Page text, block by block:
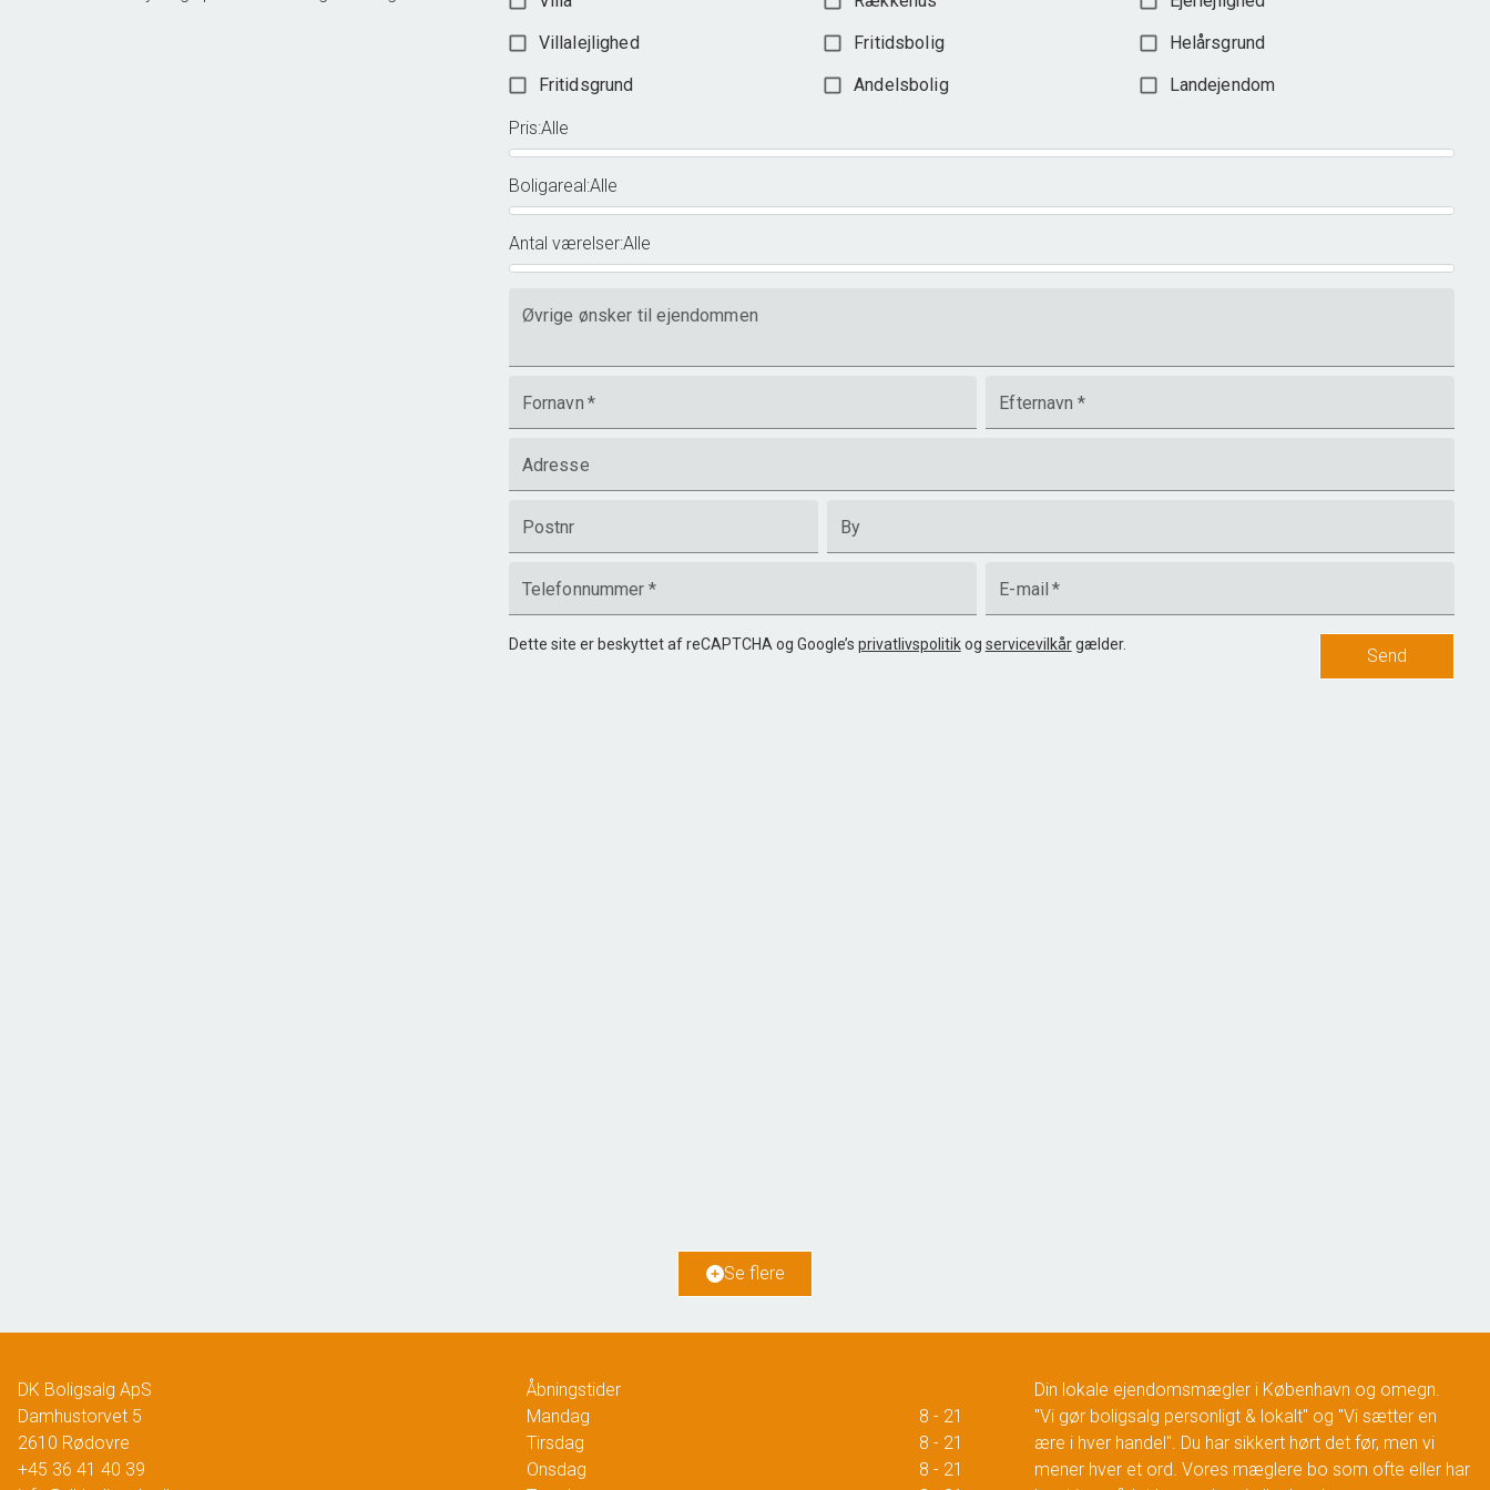
Villalejlighed
Fritidsbolig
Helårsgrund
Fritidsgrund
Andelsbolig Landejendom
Pris:Alle
Boligareal:Alle
Antal værelser:Alle
Øvrige ønsker til ejendommen
Fornavn * Efternavn *
Adresse
Postnr By
Telefonnummer * E-mail *
Dette site er beskyttet af reCAPTCHA og Google’s privatlivspolitik og servicevilkår gælder.
Send
4.085.000 kr. 4.085.000 kr. 1.195.000 kr.
Se flere
DK Boligsalg ApS
Damhustorvet 5
2610 Rødovre
+45 36 41 40 39
Åbningstider
Mandag
8 - 21
Tirsdag
8 - 21
Onsdag
8 - 21
Din lokale ejendomsmægler i København og omegn.
"Vi gør boligsalg personligt & lokalt" og "Vi sætter en
ære i hver handel". Du har sikkert hørt det før, men vi
mener hver et ord. Vores mæglere bo som ofte eller har